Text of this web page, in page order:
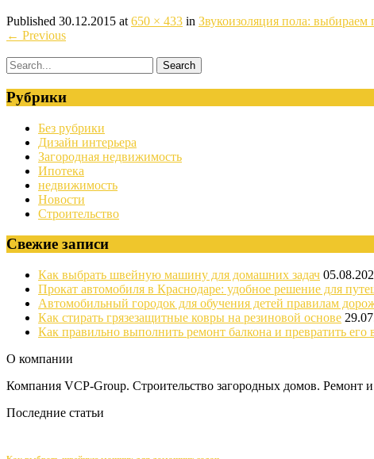
Published 30.12.2015 at 650 × 433 in Звукоизоляция пола: выбираем
← Previous
Рубрики
Без рубрики
Дизайн интерьера
Загородная недвижимость
Ипотека
недвижимость
Новости
Строительство
Свежие записи
Как выбрать швейную машину для домашних задач
Прокат автомобиля в Краснодаре: удобное решение для
Автомобильный городок для обучения детей правилам
Как стирать грязезащитные ковры на резиновой основе
Как правильно выполнить ремонт балкона и превратить его
О компании
Компания VCP-Group. Строительство загородных домов. Ремонт и
Последние статьи